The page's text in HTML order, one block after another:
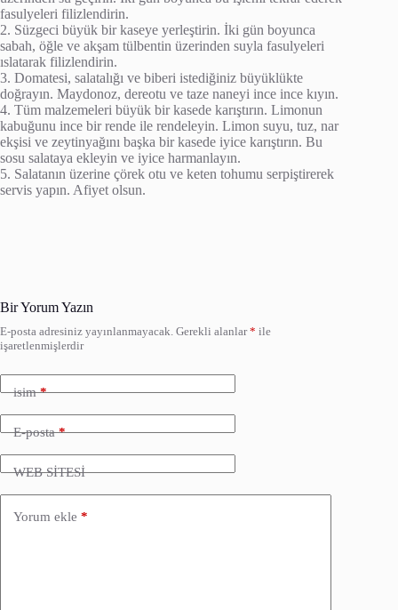
fasulyeleri filizlendirin.
2. Süzgeci büyük bir kaseye yerleştirin. İki gün boyunca
sabah, öğle ve akşam tülbentin üzerinden suyla fasulyeleri
ıslatarak filizlendirin.
3. Domatesi, salatalığı ve biberi istediğiniz büyüklükte
doğrayın. Maydonoz, dereotu ve taze naneyi ince ince kıyın.
4. Tüm malzemeleri büyük bir kasede karıştırın. Limonun
kabuğunu ince bir rende ile rendeleyin. Limon suyu, tuz, nar
ekşisi ve zeytinyağını başka bir kasede iyice karıştırın. Bu
sosu salataya ekleyin ve iyice harmanlayın.
5. Salatanın üzerine çörek otu ve keten tohumu serpiştirerek
servis yapın. Afiyet olsun.
Bir Yorum Yazın
E-posta adresiniz yayınlanmayacak. Gerekli alanlar* ile
işaretlenmişlerdir
isim*
E-posta*
WEB SİTESİ
Yorum ekle *